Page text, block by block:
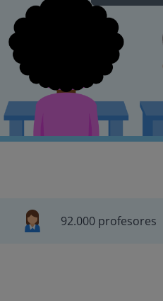
92.000 profesores